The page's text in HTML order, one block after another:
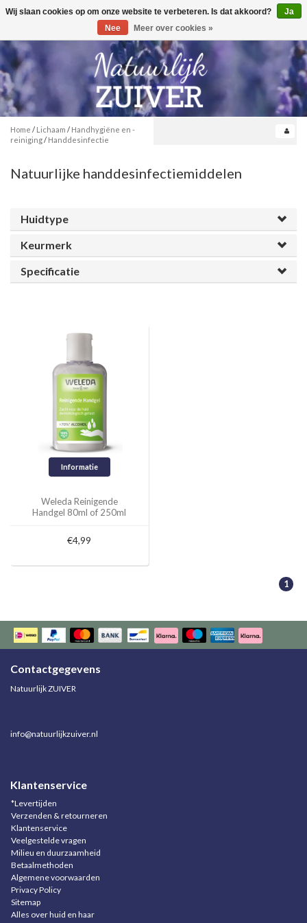
Toggle
0
Home / Lichaam / Handhygiëne en -
reiniging/ Handdesinfectie
Natuurlijke handdesinfectiemiddelen
Huidtype
Keurmerk
Specificatie
Informatie
Weleda Reinigende
Handgel 80ml of 250ml
€4,99
1
Contactgegevens
Natuurlijk ZUIVER
info@natuurlijkzuiver.nl
Klantenservice
*Levertijden
Verzenden & retourneren
Klantenservice
Veelgestelde vragen
Milieu en duurzaamheid
Betaalmethoden
Algemene voorwaarden
Privacy Policy
Sitemap
Alles over huid en haar
Wij slaan cookies op om onze website te verbeteren. Is dat akkoord?
Ja
Nee
Meer over cookies »